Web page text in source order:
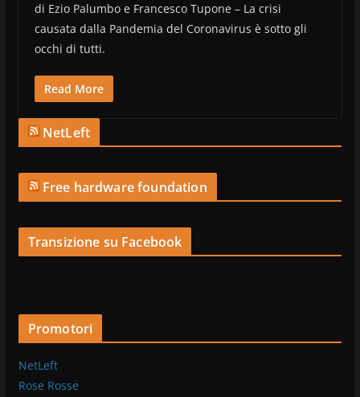
di Ezio Palumbo e Francesco Tupone – La crisi
causata dalla Pandemia del Coronavirus è sotto gli
occhi di tutti.
Read More
NetLeft
Free hardware foundation
Transizione su Facebook
Promotori
NetLeft
Rose Rosse